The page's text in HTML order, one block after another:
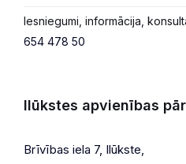
Iesniegumi, informācija,
654 478 50
Ilūkstes apvienības
Brīvības iela 7, Ilūkste,